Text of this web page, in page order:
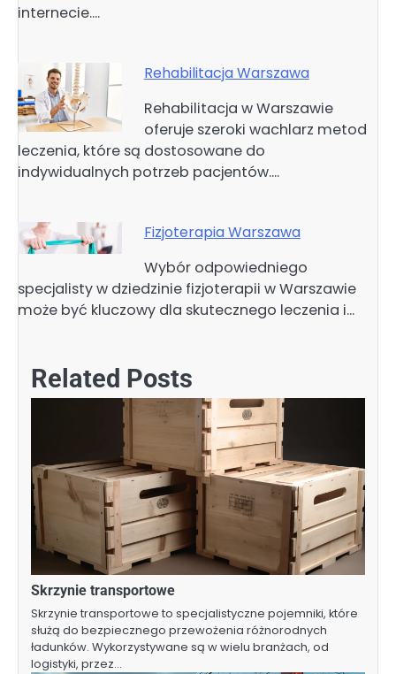
internecie.…
Rehabilitacja Warszawa
Rehabilitacja w Warszawie
oferuje szeroki wachlarz metod
leczenia, które są dostosowane do
indywidualnych potrzeb pacjentów.…
Fizjoterapia Warszawa
Wybór odpowiedniego
specjalisty w dziedzinie fizjoterapii w Warszawie
może być kluczowy dla skutecznego leczenia i…
Related Posts
Skrzynie transportowe
Skrzynie transportowe to specjalistyczne pojemniki, które
służą do bezpiecznego przewożenia różnorodnych
ładunków. Wykorzystywane są w wielu branżach, od
logistyki, przez…